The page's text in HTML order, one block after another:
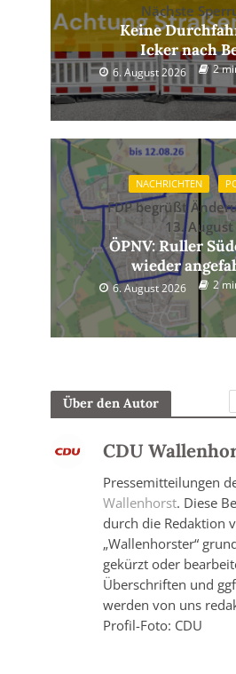
Nächste
Keine
Icker nach
6. August 2026 2
NACHRICHTEN
FDP begrüßt
13. August
ÖPNV: Ruller
wieder
6. August 2026 2
Über den Autor
CDU
Pressemitteilungen
Wallenhorst. Diese
durch die Redaktion
„Wallenhorster“
gekürzt oder
Überschriften und
werden von uns
Profil-Foto: CDU